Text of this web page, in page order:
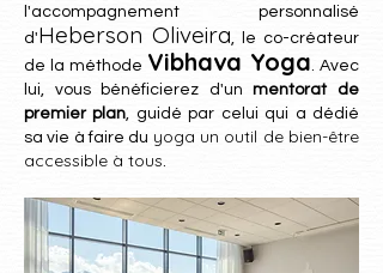
l'accompagnement personnalisé
d'Heberson Oliveira, le co-créateur
de la méthode Vibhava Yoga. Avec
lui, vous bénéficierez d'unmentorat de
premier plan, guidé par celui qui a dédié
sa vie à faire du yoga un outil de bien-être
accessible à tous.